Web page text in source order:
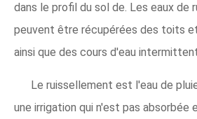
dans le profil du sol de. Les eaux de
peuvent être récupérées des toits
ainsi que des cours d'eau
Le ruissellement est l'eau de
une irrigation qui n'est pas absorbée